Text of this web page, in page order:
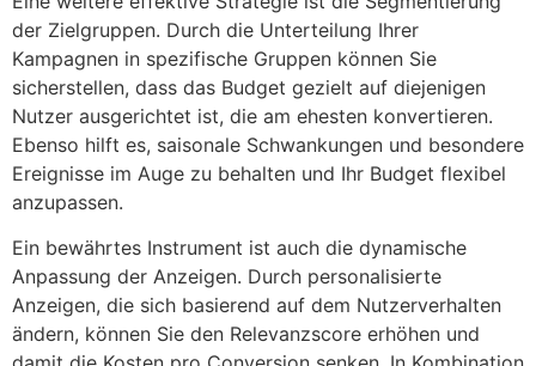
der Zielgruppen. Durch die Unterteilung Ihrer
Kampagnen in spezifische Gruppen können Sie
sicherstellen, dass das Budget gezielt auf diejenigen
Nutzer ausgerichtet ist, die am ehesten konvertieren.
Ebenso hilft es, saisonale Schwankungen und besondere
Ereignisse im Auge zu behalten und Ihr Budget flexibel
anzupassen.
Ein bewährtes Instrument ist auch die dynamische
Anpassung der Anzeigen. Durch personalisierte
Anzeigen, die sich basierend auf dem Nutzerverhalten
ändern, können Sie den Relevanzscore erhöhen und